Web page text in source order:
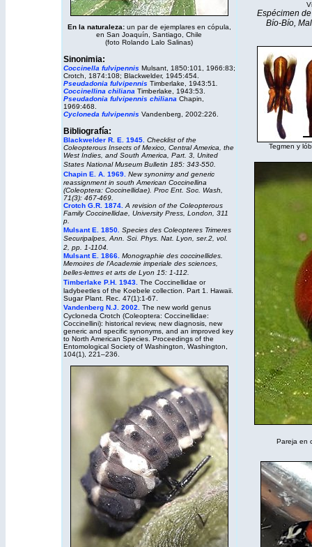
En la naturaleza: un par de ejemplares en cópula,
en San Joaquín, Santiago, Chile
(foto Rolando Lalo Salinas)
Sinonimia:
Coccinella fulvipennis Mulsant, 1850:101, 1966:83;
Crotch, 1874:108; Blackwelder, 1945:454.
Pseudadonia fulvipennis Timberlake, 1943:51
Coccinellina chiliana Timberlake, 1943:53.
Pseudadonia fulvipennis chiliana Chapin,
1969:468.
Cycloneda fulvipennis Vandenberg, 2002:226.
Bibliografía:
Blackwelder R. E. 1945. Checklist of the
Coleopterous Insects of Mexico, Central America, the
West Indies, and South America, Part. 3, United
States National Museum Bulletin 185: 343-550.
Chapin E. A. 1969. New synonimy and generic
reassignment in south American Coccinellina
(Coleoptera: Coccinellidae). Proc Ent. Soc. Wash,
71(3): 467-469.
Crotch G.R. 1874. A revision of the Coleopterous
Family Coccinellidae, University Press, London, 311
p.
Mulsant E. 1850. Species des Coleopteres Trimeres
Securipalpes, Ann. Sci. Phys. Nat. Lyon, ser.2, vol.
2, pp. 1-1104.
Mulsant E. 1866. Monographie des coccinellides.
Memoires de l'Academie imperiale des sciences,
belles-lettres et arts de Lyon 15: 1-112.
Timberlake P.H. 1943. The Coccinellidae or
ladybeetles of the Koebele collection. Part 1. Hawaii.
Sugar Plant. Rec. 47(1):1-67.
Vandenberg N.J. 2002.
The new world genus
Cycloneda Crotch (Coleoptera: Coccinellidae:
Coccinellini): historical review, new diagnosis, new
generic and specific synonyms, and an improved key
to North American Species. Proceedings of the
Entomological Society of Washington, Washington,
104(1), 221–236.
Espécimen
Bío-Bío,
Tegmen y
Pareja en